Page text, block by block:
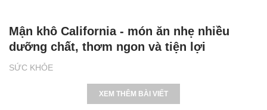
SỨC KHỎE
Mận khô California - món ăn nhẹ nhiều
dưỡng chất, thơm ngon và tiện lợi
XEM THÊM BÀI VIẾT